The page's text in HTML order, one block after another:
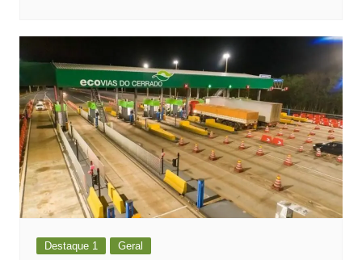
Destaque 1 Geral